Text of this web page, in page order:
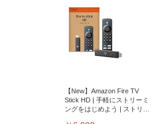
【New】Amazon Fire TV
Stick HD | 手軽にストリーミ
ングをはじめよう | ストリー